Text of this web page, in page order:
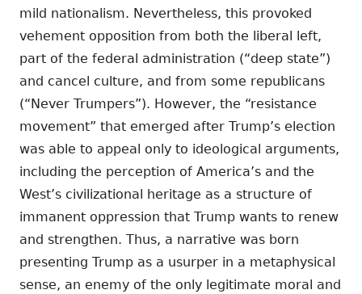
mild nationalism. Nevertheless, this provoked
vehement opposition from both the liberal left,
part of the federal administration (“deep state”)
and cancel culture, and from some republicans
(“Never Trumpers”). However, the “resistance
movement” that emerged after Trump’s election
was able to appeal only to ideological arguments,
including the perception of America’s and the
West’s civilizational heritage as a structure of
immanent oppression that Trump wants to renew
and strengthen. Thus, a narrative was born
presenting Trump as a usurper in a metaphysical
sense, an enemy of the only legitimate moral and